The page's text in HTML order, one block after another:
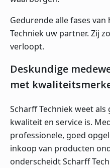
Gedurende alle fases
Techniek uw partner. Zij
verloopt.
Deskundige
met
Scharff Techniek weet
kwaliteit en service is.
professionele, goed
inkoop van producten
onderscheidt Scharff